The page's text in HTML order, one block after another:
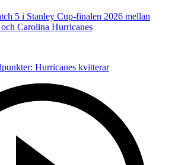
5 i Stanley Cup-finalen 2026 mellan
Carolina Hurricanes